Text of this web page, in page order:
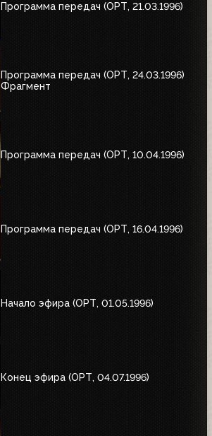
Программа передач (ОРТ, 21.03.1996)
Программа передач (ОРТ, 24.03.1996)
Фрагмент
Программа передач (ОРТ, 10.04.1996)
Программа передач (ОРТ, 16.04.1996)
Начало эфира (ОРТ, 01.05.1996)
Конец эфира (ОРТ, 04.07.1996)